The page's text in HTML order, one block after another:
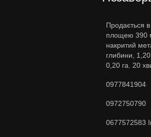
Продається
площею 390
накритий
глибини, 1,20
0,20 га. 20
0977841904
0972750790
0677572583